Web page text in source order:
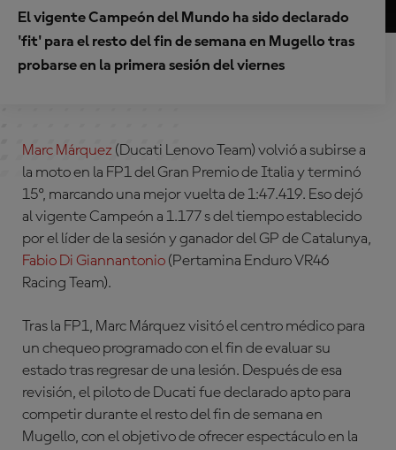
El vigente Campeón del Mundo ha sido declarado
'fit' para el resto del fin de semana en Mugello tras
probarse en la primera sesión del viernes
Marc Márquez (Ducati Lenovo Team) volvió a subirse a
la moto en la FP1 del Gran Premio de Italia y terminó
15º, marcando una mejor vuelta de 1:47.419. Eso dejó
al vigente Campeón a 1.177 s del tiempo establecido
por el líder de la sesión y ganador del GP de Catalunya,
Fabio Di Giannantonio (Pertamina Enduro VR46
Racing Team).
Tras la FP1, Marc Márquez visitó el centro médico para
un chequeo programado con el fin de evaluar su
estado tras regresar de una lesión. Después de esa
revisión, el piloto de Ducati fue declarado apto para
competir durante el resto del fin de semana en
Mugello, con el objetivo de ofrecer espectáculo en la